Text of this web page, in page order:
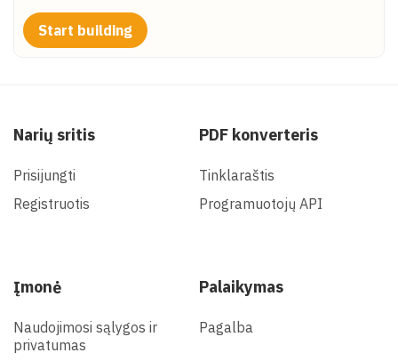
Start building
Narių sritis
Prisijungti
Registruotis
PDF konverteris
Tinklaraštis
Programuotojų API
Įmonė
Naudojimosi sąlygos ir
privatumas
Palaikymas
Pagalba